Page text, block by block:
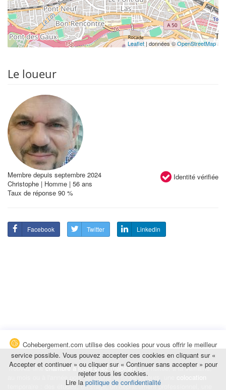
Leaflet | données ©OpenStreetMap
Le loueur
Identité vérifiée
Membre depuis septembre 2024
Christophe | Homme | 56 ans
Taux de réponse 90 %
Facebook Twitter Linkedin
Trouvez unechambre à louer chez l'habitantà la nuitée, à la semaine,
au mois ou à l'année pour de courts et longs séjours, une
temporaire : des études, un stage, un déplacement professionnel, une
Cohebergement.com utilise des cookies pour vous offrir le meilleur
service possible. Vous pouvez accepter ces cookies en cliquant sur «
Accepter et continuer » ou cliquer sur « Continuer sans accepter » pour
rejeter tous les cookies.
Lire la politique de confidentialité